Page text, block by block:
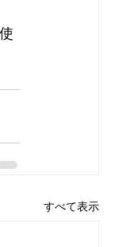
すべて表示